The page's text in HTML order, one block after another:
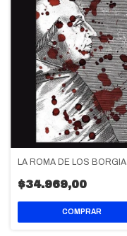
LA ROMA DE LOS BORGIA
$34.969,00